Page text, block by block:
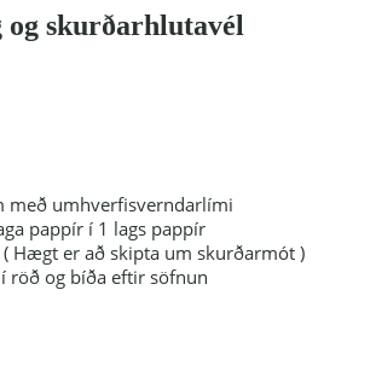
skurðarhlutavél
með umhverfisverndarlími
pappír í 1 lags pappír
Hægt er að skipta um skurðarmót )
röð og bíða eftir söfnun